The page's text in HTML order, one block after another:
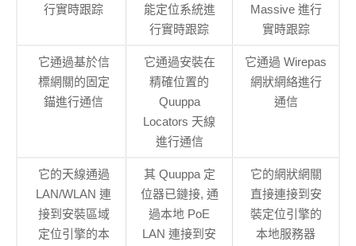
行實時跟踪
能定位系統進
行實時跟踪
Massive 進行
實時跟踪
它通過基於信
標網關的固定
錨進行通信
它通過安裝在
精確位置的
Quuppa
Locators 天線
進行通信
它通過 Wirepas
網狀網絡進行
通信
它的天線通過
LAN/WLAN 連
接到安裝區域
定位引擎的本
其 Quuppa 定
位器已鏈接, 通
過本地 PoE
LAN 連接到安
它的網狀網關
直接連接到安
裝定位引擎的
本地服務器